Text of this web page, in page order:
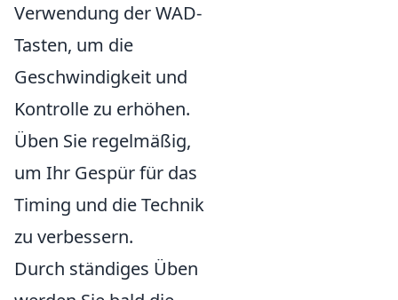
Verwendung der WAD-
Tasten, um die
Geschwindigkeit und
Kontrolle zu erhöhen.
Üben Sie regelmäßig,
um Ihr Gespür für das
Timing und die Technik
zu verbessern.
Durch ständiges Üben